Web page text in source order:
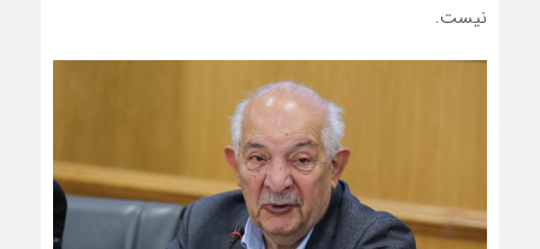
نیست.